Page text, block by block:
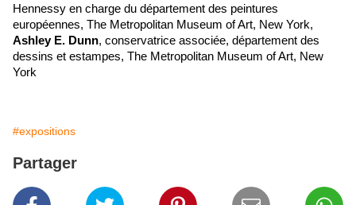
Hennessy en charge du département des peintures
européennes, The Metropolitan Museum of Art, New York,
Ashley E. Dunn, conservatrice associée, département des
dessins et estampes, The Metropolitan Museum of Art, New
York
#expositions
Partager